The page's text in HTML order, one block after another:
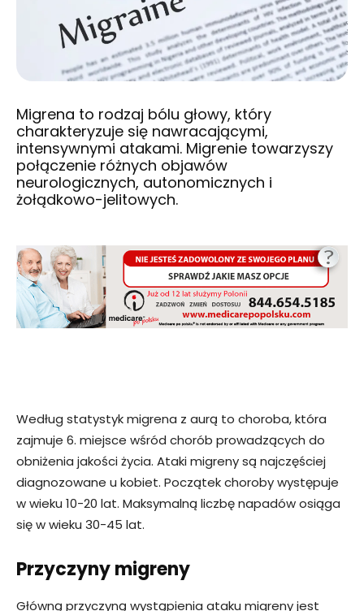
Migrena to rodzaj bólu głowy, który
charakteryzuje się nawracającymi,
intensywnymi atakami. Migrenie towarzyszy
połączenie różnych objawów
neurologicznych, autonomicznych i
żołądkowo-jelitowych.
Według statystyk migrena z aurą to choroba, która
zajmuje 6. miejsce wśród chorób prowadzących do
obniżenia jakości życia. Ataki migreny są najczęściej
diagnozowane u kobiet. Początek choroby występuje
w wieku 10-20 lat. Maksymalną liczbę napadów osiąga
się w wieku 30-45 lat.
Przyczyny migreny
Główną przyczyną wystąpienia ataku migreny jest